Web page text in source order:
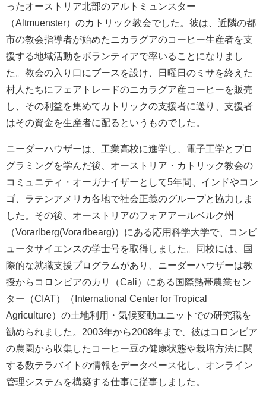
ったオーストリア北部のアルトミュンスター
（Altmuenster）のカトリック教会でした。彼は、近隣の都
市の教会指導者が始めたニカラグアのコーヒー生産者を支
援する地域活動をボランティアで率いることになりまし
た。教会の入り口にブースを設け、日曜日のミサを終えた
村人たちにフェアトレードのニカラグア産コーヒーを販売
し、その利益を集めてカトリックの支援者に送り、支援者
はその資金を生産者に配るというものでした。
ニーダーハウザーは、工業高校に進学し、電子工学とプロ
グラミングを学んだ後、オーストリア・カトリック教会の
コミュニティ・オーガナイザーとして5年間、インドやコン
ゴ、ラテンアメリカ各地で社会正義のグループと協力しま
した。その後、オーストリアのフォアアールベルク州
（Vorarlberg(Vorarlbearg)）にある応用科学大学で、コンピ
ュータサイエンスの学士号を取得しました。同校には、国
際的な就職支援プログラムがあり、ニーダーハウザーは教
授からコロンビアのカリ（Cali）にある国際熱帯農業セン
ター（CIAT）（International Center for Tropical
Agriculture）の土地利用・気候変動ユニットでの研究職を
勧められました。2003年から2008年まで、彼はコロンビア
の農園から収集したコーヒー豆の健康状態や栽培方法に関
する数テラバイトの情報をデータベース化し、オンライン
管理システムを構築する仕事に従事しました。